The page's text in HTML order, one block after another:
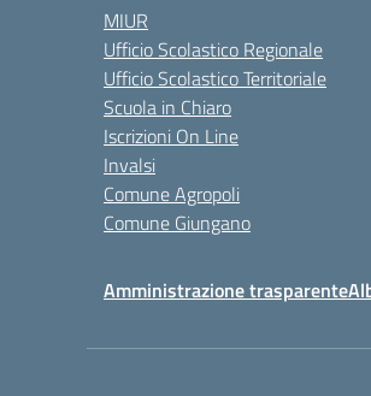
MIUR
Ufficio Scolastico Regionale
Ufficio Scolastico Territoriale
Scuola in Chiaro
Iscrizioni On Line
Invalsi
Comune Agropoli
Comune Giungano
Amministrazione trasparente